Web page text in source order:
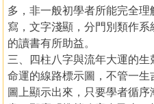
多，非一般初學者所能完全
寫，文字淺顯，分門別類作
的讀書有所助益。
三、四柱八字與流年大運的
命運的線路標示圖，不管一
圖上顯示出來，只要學者循